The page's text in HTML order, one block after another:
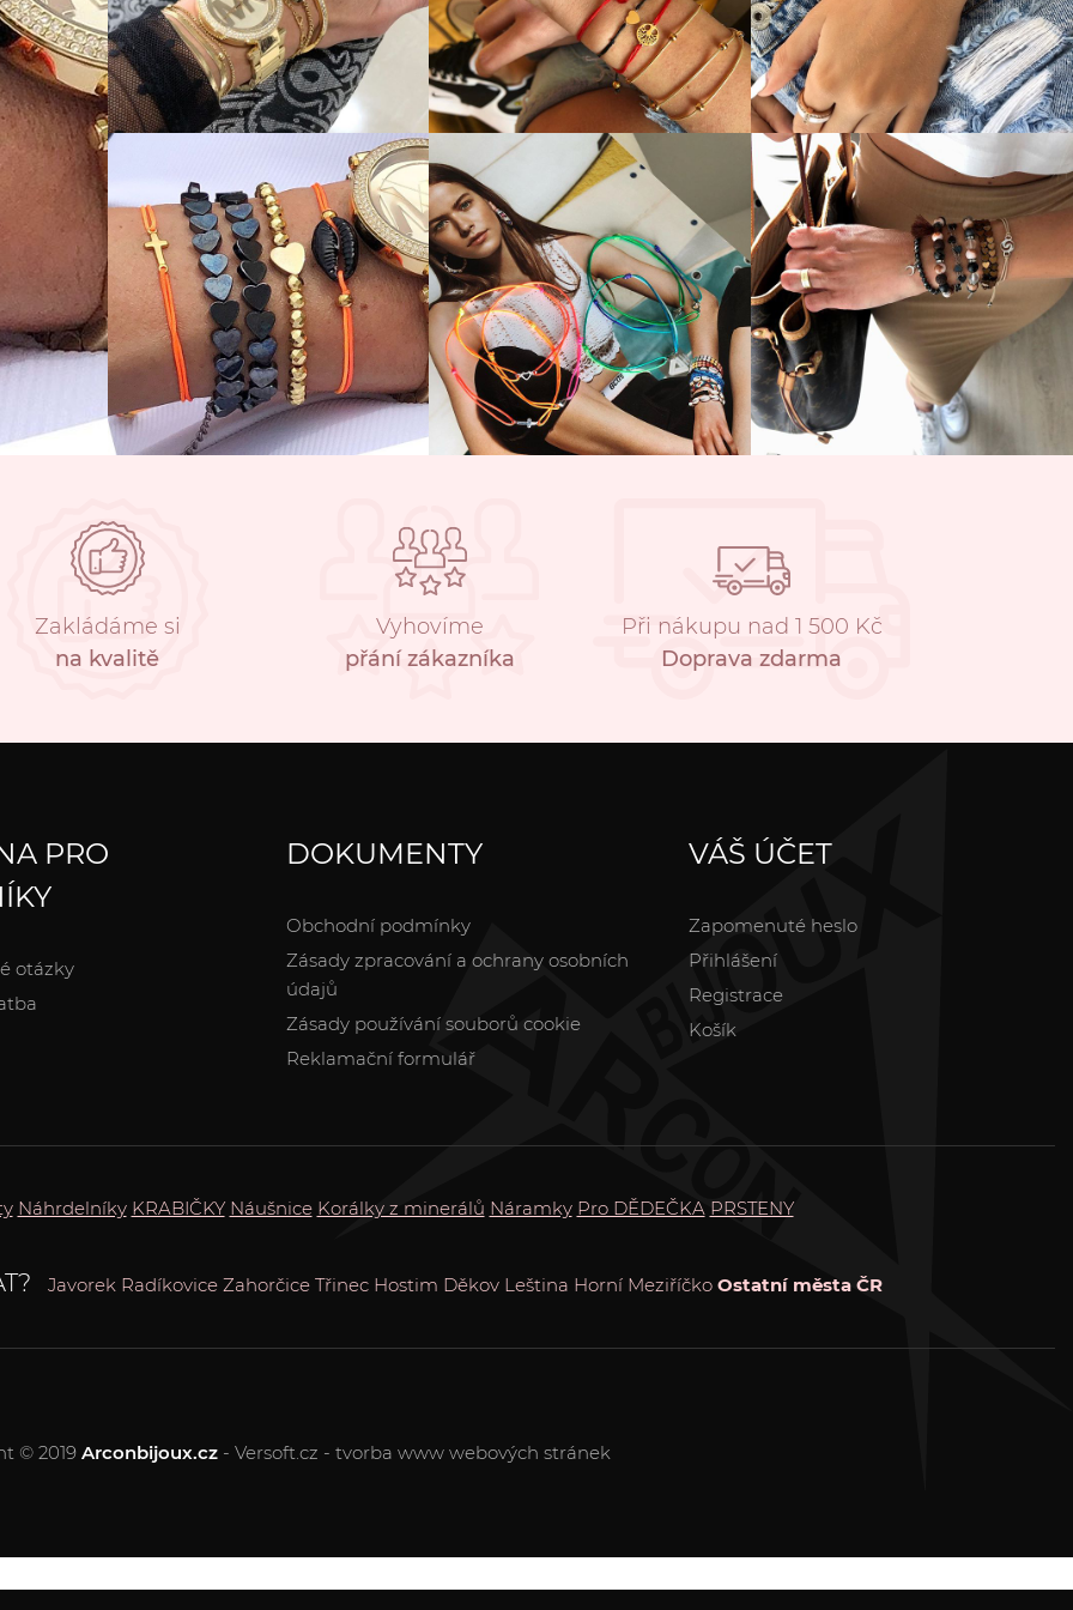
Zakládáme si
na kvalitě
Vyhovíme
přání zákazníka
Při nákupu nad 1 500 Kč
Doprava zdarma
PRO
otázky
DOKUMENTY
Obchodní podmínky
Zásady zpracování a ochrany osobních
údajů
Zásady používání souborů cookie
Reklamační formulář
VÁŠ ÚČET
Zapomenuté heslo
Přihlášení
Registrace
Košík
Náhrdelníky KRABIČKY Náušnice Korálky z minerálů Náramky Pro DĚDEČKA PRSTENY
Javorek Radíkovice Zahorčice Třinec Hostim Děkov Leština Horní Meziříčko Ostatní města ČR
© 2019 Arconbijoux.cz - Versoft.cz - tvorba www webových stránek